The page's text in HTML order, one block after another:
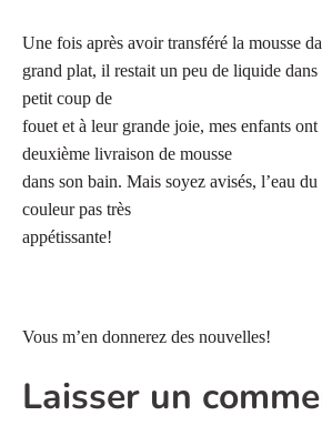
Une fois après avoir transféré la mousse
grand plat, il restait un peu de liquide
petit coup de
fouet et à leur grande joie, mes enfants
deuxième livraison de mousse
dans son bain. Mais soyez avisés, l’eau
couleur pas très
appétissante!
Vous m’en donnerez des nouvelles!
Laisser un